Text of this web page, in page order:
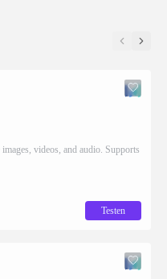
videos, and audio. Supports
Testen